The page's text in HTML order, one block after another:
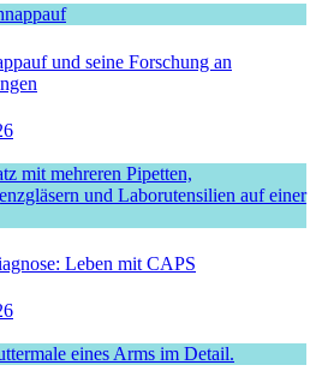
und seine Forschung an
Leben mit CAPS